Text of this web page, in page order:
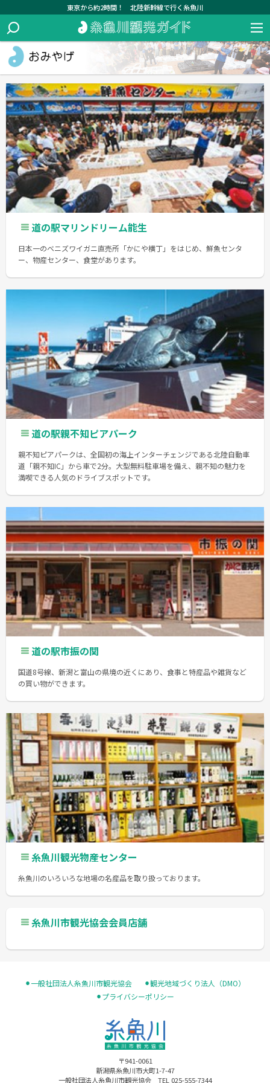
東京から約2時間！ 北陸新幹線で行く糸魚川
道の駅マリンドリーム能生
日本一のベニズワイガニ直売所「かにや横丁」をはじめ、鮮魚センタ
ー、物産センター、食堂があります。
道の駅親不知ピアパーク
親不知ピアパークは、全国初の海上インターチェンジである北陸自動車
道「親不知IC」から車で2分。大型無料駐車場を備え、親不知の魅力を
満喫できる人気のドライブスポットです。
道の駅市振の関
国道8号線、新潟と富山の県境の近くにあり、食事と特産品や雑貨など
の買い物ができます。
糸魚川観光物産センター
糸魚川のいろいろな地場の名産品を取り扱っております。
糸魚川市観光協会会員店舗
⚫︎一般社団法人糸魚川市観光協会
⚫︎観光地域づくり法人（DMO）
⚫︎プライバシーポリシー
〒941-0061
新潟県糸魚川市大町1-7-47
一般社団法人糸魚川市観光協会 TEL 025-555-7344